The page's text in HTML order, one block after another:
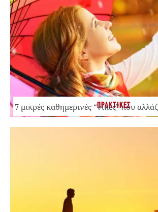
ΠΡΑΚΤΙΚΕΣ
7 μικρές καθημερινές “νίκες” που